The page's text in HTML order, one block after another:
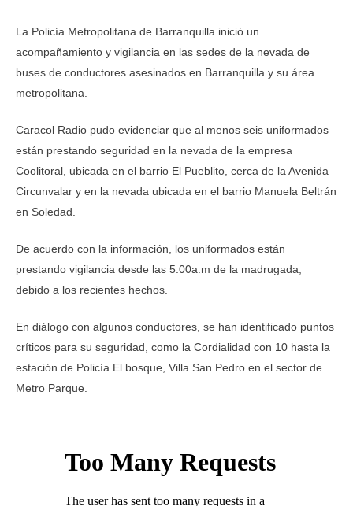
La Policía Metropolitana de Barranquilla inició un
acompañamiento y vigilancia en las sedes de la nevada de
buses de conductores asesinados en Barranquilla y su área
metropolitana.
Caracol Radio pudo evidenciar que al menos seis uniformados
están prestando seguridad en la nevada de la empresa
Coolitoral, ubicada en el barrio El Pueblito, cerca de la Avenida
Circunvalar y en la nevada ubicada en el barrio Manuela Beltrán
en Soledad.
De acuerdo con la información, los uniformados están
prestando vigilancia desde las 5:00a.m de la madrugada,
debido a los recientes hechos.
En diálogo con algunos conductores, se han identificado puntos
críticos para su seguridad, como la Cordialidad con 10 hasta la
estación de Policía El bosque, Villa San Pedro en el sector de
Metro Parque.